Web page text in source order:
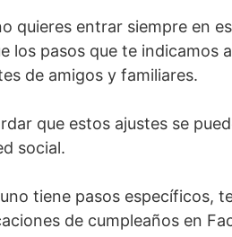
quieres entrar siempre en
los pasos que te indicamos
de amigos y familiares.
que estos ajustes se
social.
tiene pasos específicos,
de cumpleaños en